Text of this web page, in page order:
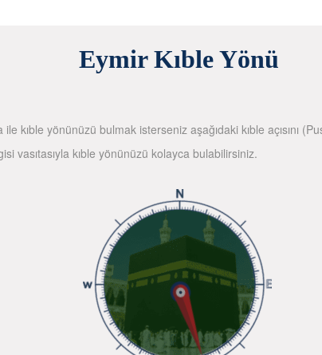
Eymir Kıble Yönü
kıble yönünüzü bulmak isterseniz aşağıdaki kıble açısını
vasıtasıyla kıble yönünüzü kolayca bulabilirsiniz.